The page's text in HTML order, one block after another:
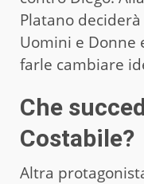
Platano
Uomini e Donne
farle cambiare
Che
Costabile?
Altra